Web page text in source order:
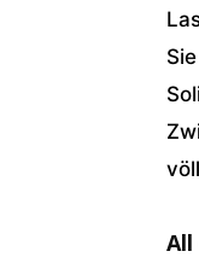
All